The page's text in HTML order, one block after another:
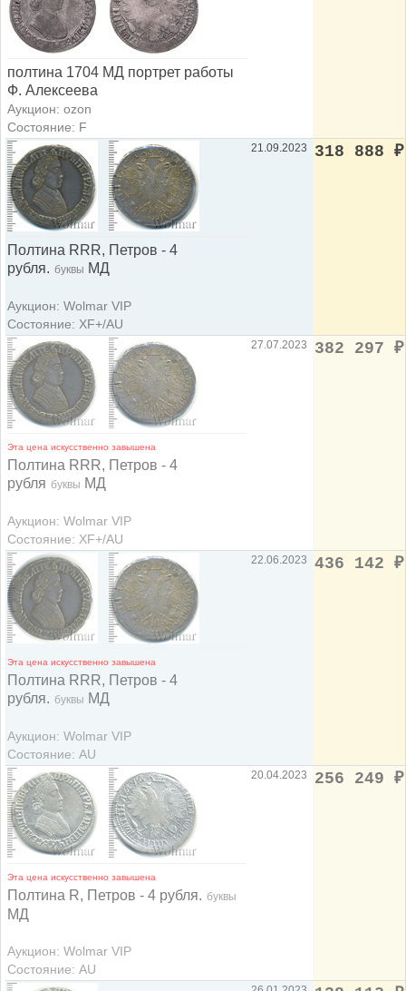
полтина 1704 МД портрет работы
Ф. Алексеева
Аукцион: ozon
Состояние: F
Полтина RRR, Петров - 4
рубля. буквы МД
Аукцион: Wolmar VIP
Состояние: XF+/AU
21.09.2023 318 888 ₽
Эта цена искусственно завышена
Полтина RRR, Петров - 4
рубля буквы МД
Аукцион: Wolmar VIP
Состояние: XF+/AU
27.07.2023 382 297 ₽
Эта цена искусственно завышена
Полтина RRR, Петров - 4
рубля. буквы МД
Аукцион: Wolmar VIP
Состояние: AU
22.06.2023 436 142 ₽
Эта цена искусственно завышена
Полтина R, Петров - 4 рубля. буквы
МД
Аукцион: Wolmar VIP
Состояние: AU
20.04.2023 256 249 ₽